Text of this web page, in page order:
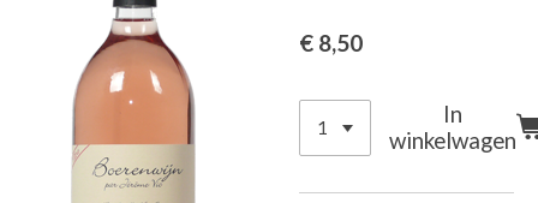
€ 8,50
In
winkelwagen